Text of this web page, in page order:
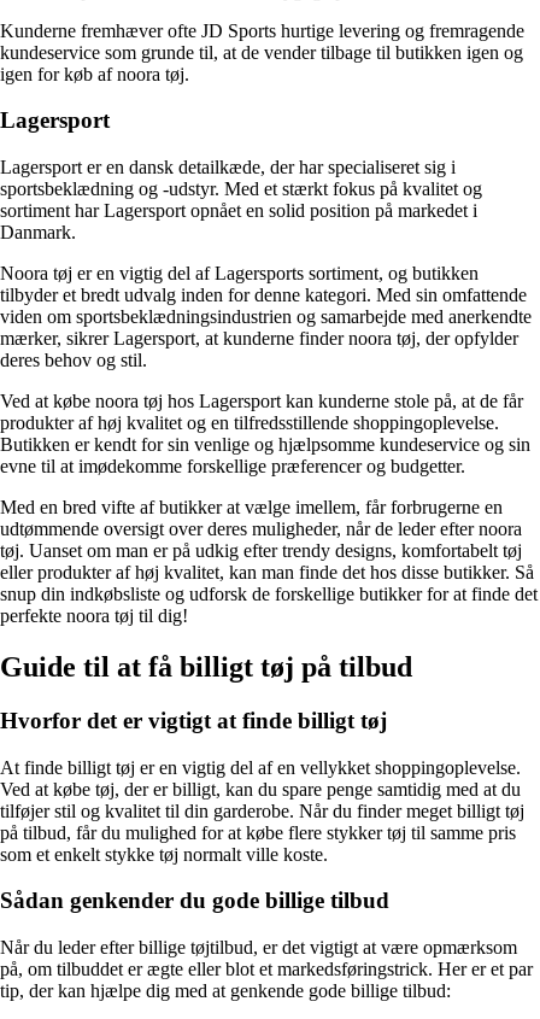
Kunderne fremhæver ofte JD Sports hurtige levering og fremragende
kundeservice som grunde til, at de vender tilbage til butikken igen og
igen for køb af noora tøj.
Lagersport
Lagersport er en dansk detailkæde, der har specialiseret sig i
sportsbeklædning og -udstyr. Med et stærkt fokus på kvalitet og
sortiment har Lagersport opnået en solid position på markedet i
Danmark.
Noora tøj er en vigtig del af Lagersports sortiment, og butikken
tilbyder et bredt udvalg inden for denne kategori. Med sin omfattende
viden om sportsbeklædningsindustrien og samarbejde med anerkendte
mærker, sikrer Lagersport, at kunderne finder noora tøj, der opfylder
deres behov og stil.
Ved at købe noora tøj hos Lagersport kan kunderne stole på, at de får
produkter af høj kvalitet og en tilfredsstillende shoppingoplevelse.
Butikken er kendt for sin venlige og hjælpsomme kundeservice og sin
evne til at imødekomme forskellige præferencer og budgetter.
Med en bred vifte af butikker at vælge imellem, får forbrugerne en
udtømmende oversigt over deres muligheder, når de leder efter noora
tøj. Uanset om man er på udkig efter trendy designs, komfortabelt tøj
eller produkter af høj kvalitet, kan man finde det hos disse butikker. Så
snup din indkøbsliste og udforsk de forskellige butikker for at finde det
perfekte noora tøj til dig!
Guide til at få billigt tøj på tilbud
Hvorfor det er vigtigt at finde billigt tøj
At finde billigt tøj er en vigtig del af en vellykket shoppingoplevelse.
Ved at købe tøj, der er billigt, kan du spare penge samtidig med at du
tilføjer stil og kvalitet til din garderobe. Når du finder meget billigt tøj
på tilbud, får du mulighed for at købe flere stykker tøj til samme pris
som et enkelt stykke tøj normalt ville koste.
Sådan genkender du gode billige tilbud
Når du leder efter billige tøjtilbud, er det vigtigt at være opmærksom
på, om tilbuddet er ægte eller blot et markedsføringstrick. Her er et par
tip, der kan hjælpe dig med at genkende gode billige tilbud: